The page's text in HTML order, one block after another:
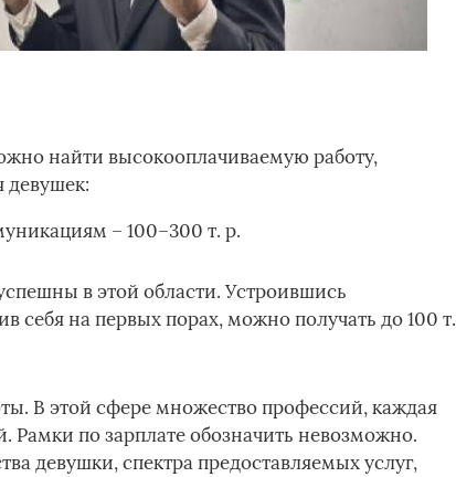
найти высокооплачиваемую работу,
– 100–300 т. р.
в этой области. Устроившись
себя на первых порах, можно получать до 100 т.
В этой сфере множество профессий, каждая
по зарплате обозначить невозможно.
девушки, спектра предоставляемых услуг,